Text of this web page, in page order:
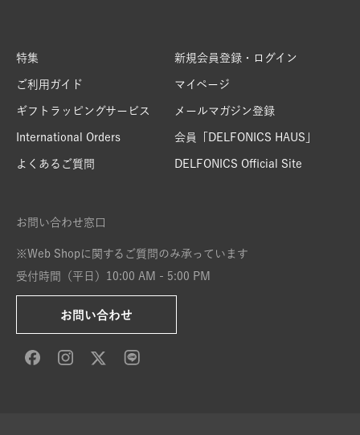
特集
ご利用ガイド
ギフトラッピングサービス
International Orders
よくあるご質問
新規会員登録・ログイン
マイページ
メールマガジン登録
会員「DELFONICS HAUS」
DELFONICS Official Site
お問い合わせ窓口
※Web Shopに関するご質問のみ承っています
受付時間（平日）10:00 AM - 5:00 PM
お問い合わせ